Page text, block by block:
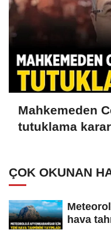
Mahkemeden
tutuklama
ÇOK OKUNAN
hava